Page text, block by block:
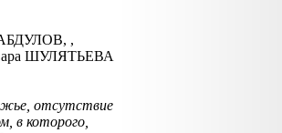
,
ШУЛЯТЬЕВА
отсутствие
в которого,